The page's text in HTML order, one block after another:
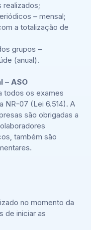
realizados;
– mensal;
a totalização de
grupos –
(anual).
– ASO
todos os exames
NR-07 (Lei 6.514). A
são obrigadas a
também são
no momento da
de iniciar as